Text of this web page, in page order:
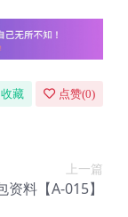
收藏 点赞(0)
上一篇
料【A-015】